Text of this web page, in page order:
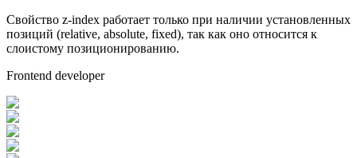
Свойство z-index работает только при наличии установленных
позиций (relative, absolute, fixed), так как оно относится к
слоистому позиционированию.
Frontend developer